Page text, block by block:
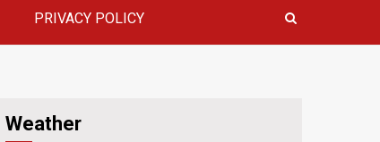
PRIVACY POLICY
Weather